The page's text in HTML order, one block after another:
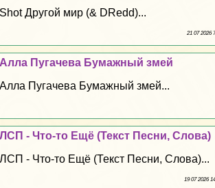
Shot Другой мир (& DRedd)...
21 07 2026
Алла Пугачева Бумажный змей
Алла Пугачева Бумажный змей...
ЛСП - Что-то Ещё (Текст Песни, Слова)
ЛСП - Что-то Ещё (Текст Песни, Слова)...
19 07 2026